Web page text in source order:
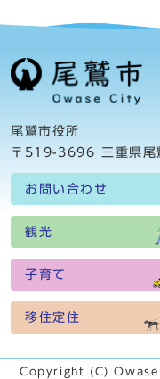
尾鷲市役所
〒519-3696 三重県尾
お問い合わせ
観光
子育て
移住定住
Copyright (C) Owase